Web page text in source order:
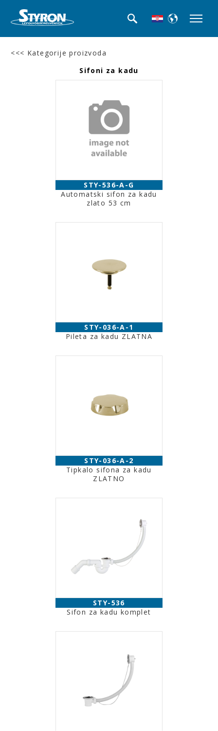
<<< Kategorije proizvoda
Sifoni za kadu
STY-536-A-G
Automatski sifon za kadu
zlato 53 cm
STY-036-A-1
Pileta za kadu ZLATNA
STY-036-A-2
Tipkalo sifona za kadu
ZLATNO
STY-536
Sifon za kadu komplet